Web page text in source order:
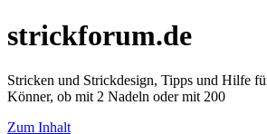
strickforum.de
Stricken und Strickdesign, Tipps und Hilfe
Könner, ob mit 2 Nadeln oder mit 200
Zum Inhalt